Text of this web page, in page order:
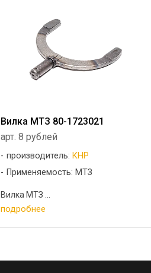
Вилка МТЗ 80-1723021
арт. 8 рублей
производитель: КНР
Применяемость: МТЗ
Вилка МТЗ ...
подробнее